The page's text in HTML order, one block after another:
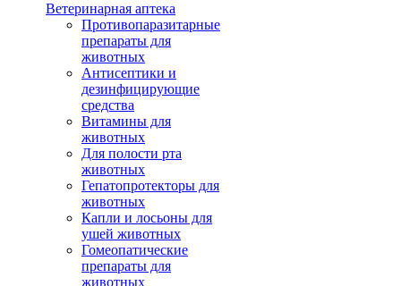
Ветеринарная аптека
Противопаразитарные
препараты для
животных
Антисептики и
дезинфицирующие
средства
Витамины для
животных
Для полости рта
животных
Гепатопротекторы для
животных
Капли и лосьоны для
ушей животных
Гомеопатические
препараты для
животных